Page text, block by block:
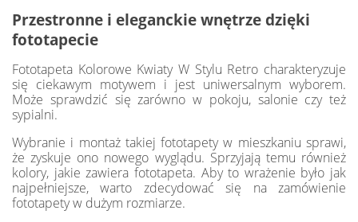
Przestronne i eleganckie wnętrze dzięki
fototapecie
Fototapeta Kolorowe Kwiaty W Stylu Retro charakteryzuje
się ciekawym motywem i jest uniwersalnym wyborem.
Może sprawdzić się zarówno w pokoju, salonie czy też
sypialni.
Wybranie i montaż takiej fototapety w mieszkaniu sprawi,
że zyskuje ono nowego wyglądu. Sprzyjają temu również
kolory, jakie zawiera fototapeta. Aby to wrażenie było jak
najpełniejsze, warto zdecydować się na zamówienie
fototapety w dużym rozmiarze.